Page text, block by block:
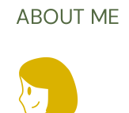
菜．
義
安
ABOUT ME